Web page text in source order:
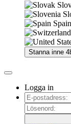
Spain
Stanna inne
Logga in